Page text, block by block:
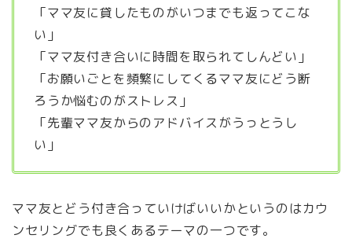
「ママ友に貸したものがいつまでも返ってこな
い」
「ママ友付き合いに時間を取られてしんどい」
「お願いごとを頻繁にしてくるママ友にどう断
ろうか悩むのがストレス」
「先輩ママ友からのアドバイスがうっとうし
い」
ママ友とどう付き合っていけばいいかというのはカウ
ンセリングでも良くあるテーマの一つです。